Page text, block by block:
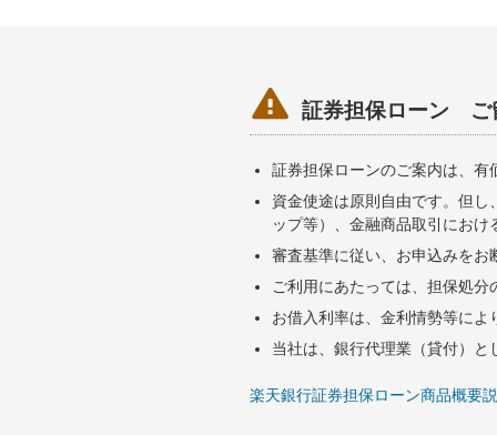
 証券担保ローン ご
証券担保ローンのご案内は、
資金使途は原則自由です。但
ップ等）、金融商品取引にお
審査基準に従い、お申込みを
ご利用にあたっては、担保処
お借入利率は、金利情勢等に
当社は、銀行代理業（貸付）
楽天銀行証券担保ローン商品概要